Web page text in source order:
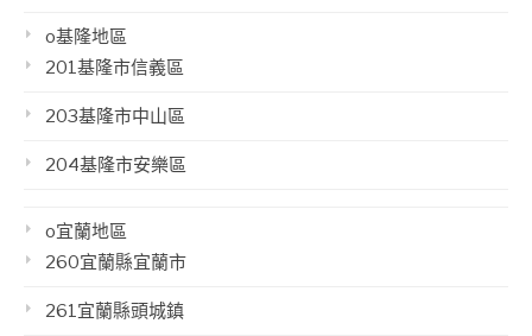
o基隆地區
201基隆市信義區
203基隆市中山區
204基隆市安樂區
o宜蘭地區
260宜蘭縣宜蘭市
261宜蘭縣頭城鎮